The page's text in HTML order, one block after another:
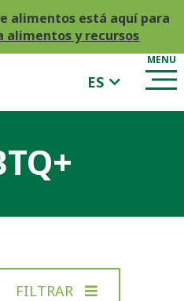
alimentos está aquí para
alimentos y recursos
ES
FILTRAR